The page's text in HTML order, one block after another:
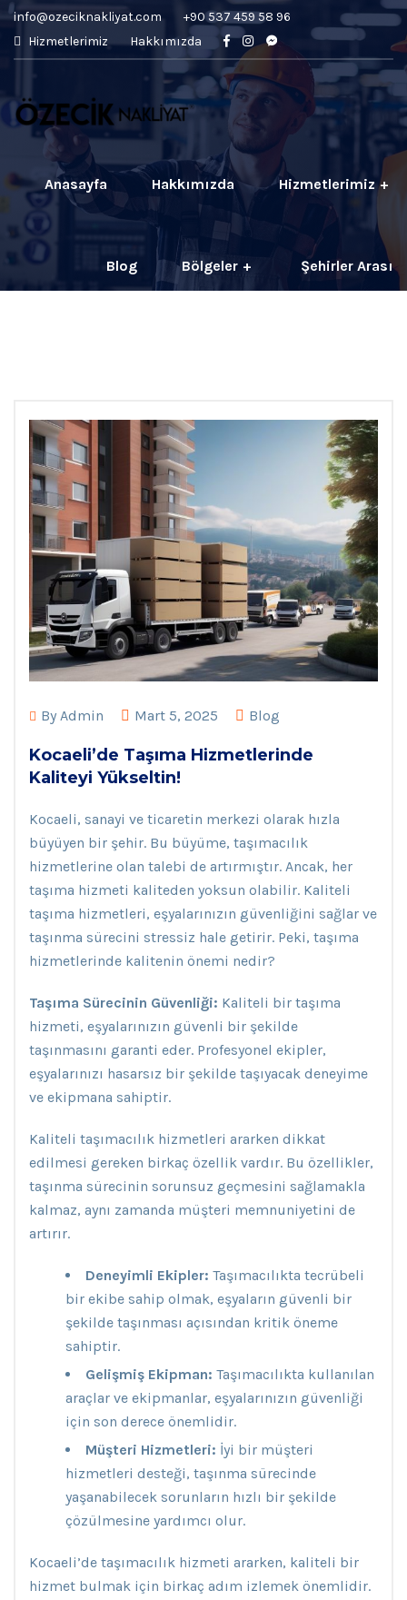
info@ozeciknakliyat.com
+90 537 459 58 96
Hizmetlerimiz
Hakkımızda
Anasayfa Hakkımızda Hizmetlerimiz
Blog Bölgeler Şehirler Arası
By Admin Mart 5, 2025 Blog
Kocaeli’de Taşıma Hizmetlerinde
Kaliteyi Yükseltin!
Kocaeli, sanayi ve ticaretin merkezi olarak hızla
büyüyen bir şehir. Bu büyüme, taşımacılık
hizmetlerine olan talebi de artırmıştır. Ancak, her
taşıma hizmeti kaliteden yoksun olabilir. Kaliteli
taşıma hizmetleri, eşyalarınızın güvenliğini sağlar ve
taşınma sürecini stressiz hale getirir. Peki, taşıma
hizmetlerinde kalitenin önemi nedir?
Taşıma Sürecinin Güvenliği: Kaliteli bir taşıma
hizmeti, eşyalarınızın güvenli bir şekilde
taşınmasını garanti eder. Profesyonel ekipler,
eşyalarınızı hasarsız bir şekilde taşıyacak deneyime
ve ekipmana sahiptir.
Kaliteli taşımacılık hizmetleri ararken dikkat
edilmesi gereken birkaç özellik vardır. Bu özellikler,
taşınma sürecinin sorunsuz geçmesini sağlamakla
kalmaz, aynı zamanda müşteri memnuniyetini de
artırır.
Deneyimli Ekipler: Taşımacılıkta tecrübeli
bir ekibe sahip olmak, eşyaların güvenli bir
şekilde taşınması açısından kritik öneme
sahiptir.
Gelişmiş Ekipman: Taşımacılıkta kullanılan
araçlar ve ekipmanlar, eşyalarınızın güvenliği
için son derece önemlidir.
Müşteri Hizmetleri: İyi bir müşteri
hizmetleri desteği, taşınma sürecinde
yaşanabilecek sorunların hızlı bir şekilde
çözülmesine yardımcı olur.
Kocaeli’de taşımacılık hizmeti ararken, kaliteli bir
hizmet bulmak için birkaç adım izlemek önemlidir.